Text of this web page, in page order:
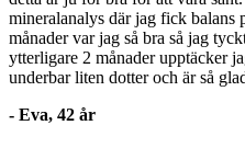
mineralanalys där jag fick balans
månader var jag så bra så jag
ytterligare 2 månader upptäcker
underbar liten dotter och är så
- Eva, 42 år